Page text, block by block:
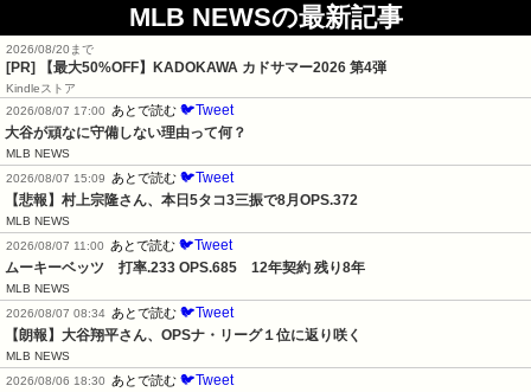
MLB NEWSの最新記事
2026/08/20まで
[PR] 【最大50%OFF】KADOKAWA カドサマー2026 第4弾
Kindleストア
2026/08/07 17:00
あとで読む 🐦Tweet
大谷が頑なに守備しない理由って何？
MLB NEWS
2026/08/07 15:09
あとで読む 🐦Tweet
【悲報】村上宗隆さん、本日5タコ3三振で8月OPS.372
MLB NEWS
2026/08/07 11:00
あとで読む 🐦Tweet
ムーキーベッツ　打率.233 OPS.685　12年契約 残り8年
MLB NEWS
2026/08/07 08:34 あとで読む 🐦Tweet
【朗報】大谷翔平さん、OPSナ・リーグ１位に返り咲く
MLB NEWS
2026/08/06 18:30
あとで読む 🐦Tweet